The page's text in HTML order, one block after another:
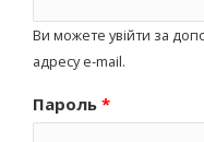
Ви можете увійти за
адресу e-mail.
Пароль *